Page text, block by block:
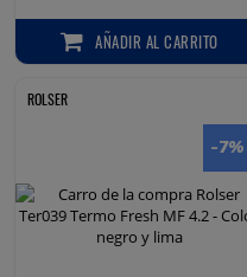
AÑADIR AL CARRITO
ROLSER
-7%